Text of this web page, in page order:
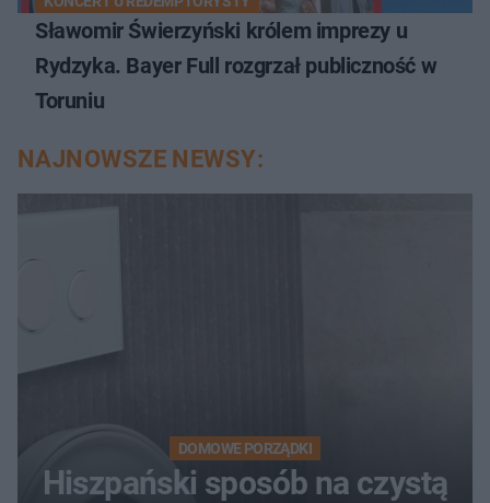
Sławomir Świerzyński królem imprezy u
Rydzyka. Bayer Full rozgrzał publiczność w
Toruniu
NAJNOWSZE NEWSY:
DOMOWE PORZĄDKI
Hiszpański sposób na czystą